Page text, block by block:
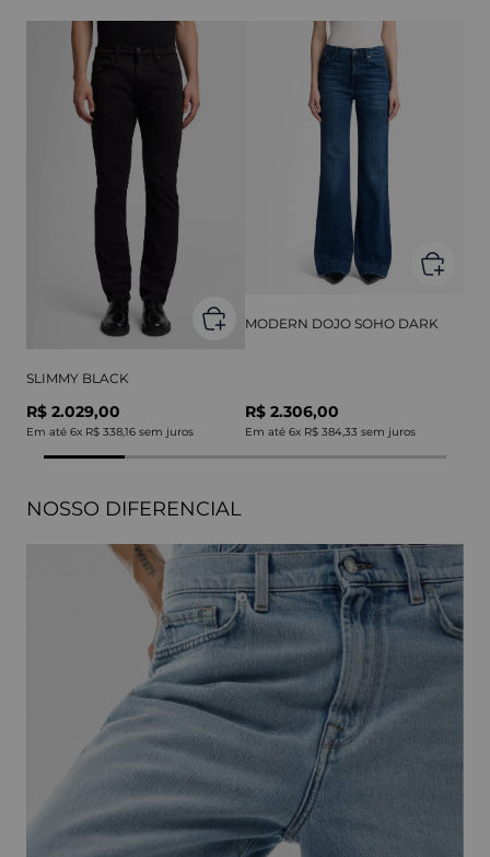
SLIMMY BLACK
R$ 2.029,00
Em até 6x R$ 338,16 sem juros
MODERN DOJO SOHO DARK
R$ 2.306,00
Em até 6x R$ 384,33 sem juros
NOSSO DIFERENCIAL